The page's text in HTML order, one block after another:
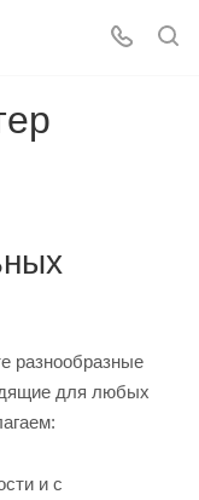
разнообразные
для любых
и с